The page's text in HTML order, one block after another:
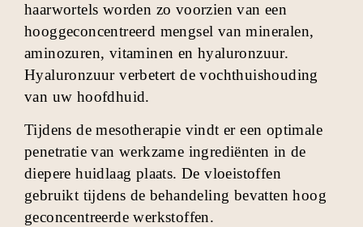
haarwortels worden zo voorzien van een
hooggeconcentreerd mengsel van mineralen,
aminozuren, vitaminen en hyaluronzuur.
Hyaluronzuur verbetert de vochthuishouding
van uw hoofdhuid.
Tijdens de mesotherapie vindt er een optimale
penetratie van werkzame ingrediënten in de
diepere huidlaag plaats. De vloeistoffen
gebruikt tijdens de behandeling bevatten hoog
geconcentreerde werkstoffen.